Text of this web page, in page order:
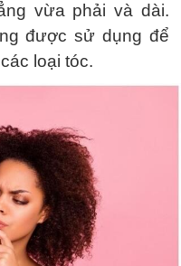
vừa phải và dài.
được sử dụng để
loại tóc.